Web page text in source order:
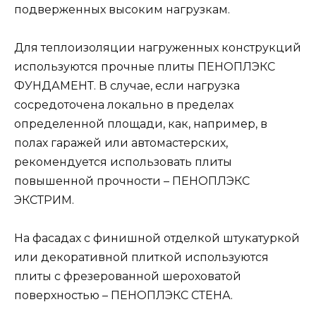
подверженных высоким нагрузкам.
Для теплоизоляции нагруженных конструкций
используются прочные плиты ПЕНОПЛЭКС
ФУНДАМЕНТ. В случае, если нагрузка
сосредоточена локально в пределах
определенной площади, как, например, в
полах гаражей или автомастерских,
рекомендуется использовать плиты
повышенной прочности – ПЕНОПЛЭКС
ЭКСТРИМ.
На фасадах с финишной отделкой штукатуркой
или декоративной плиткой используются
плиты с фрезерованной шероховатой
поверхностью – ПЕНОПЛЭКС СТЕНА.